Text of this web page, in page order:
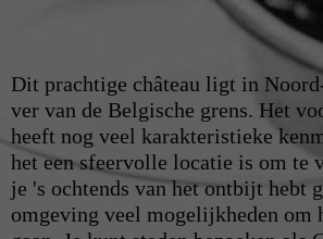
Dit prachtige château ligt in
ver van de Belgische grens. Het
heeft nog veel karakteristieke
het een sfeervolle locatie is om te
je 's ochtends van het ontbijt hebt
omgeving veel mogelijkheden om